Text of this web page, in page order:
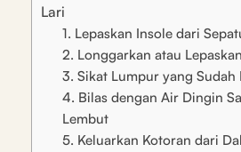
Lari
1. Lepaskan Insole dari
2. Longgarkan atau
3. Sikat Lumpur yang Sudah
4. Bilas dengan Air Dingin
Lembut
5. Keluarkan Kotoran dari